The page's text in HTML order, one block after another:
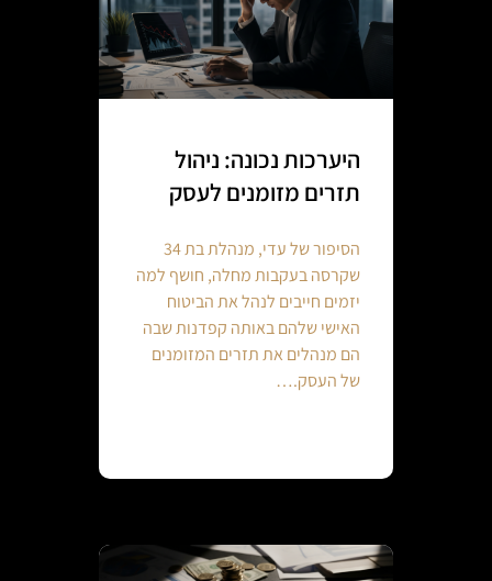
היערכות נכונה: ניהול
תזרים מזומנים לעסק
הסיפור של עדי, מנהלת בת 34
שקרסה בעקבות מחלה, חושף למה
יזמים חייבים לנהל את הביטוח
האישי שלהם באותה קפדנות שבה
הם מנהלים את תזרים המזומנים
של העסק.…